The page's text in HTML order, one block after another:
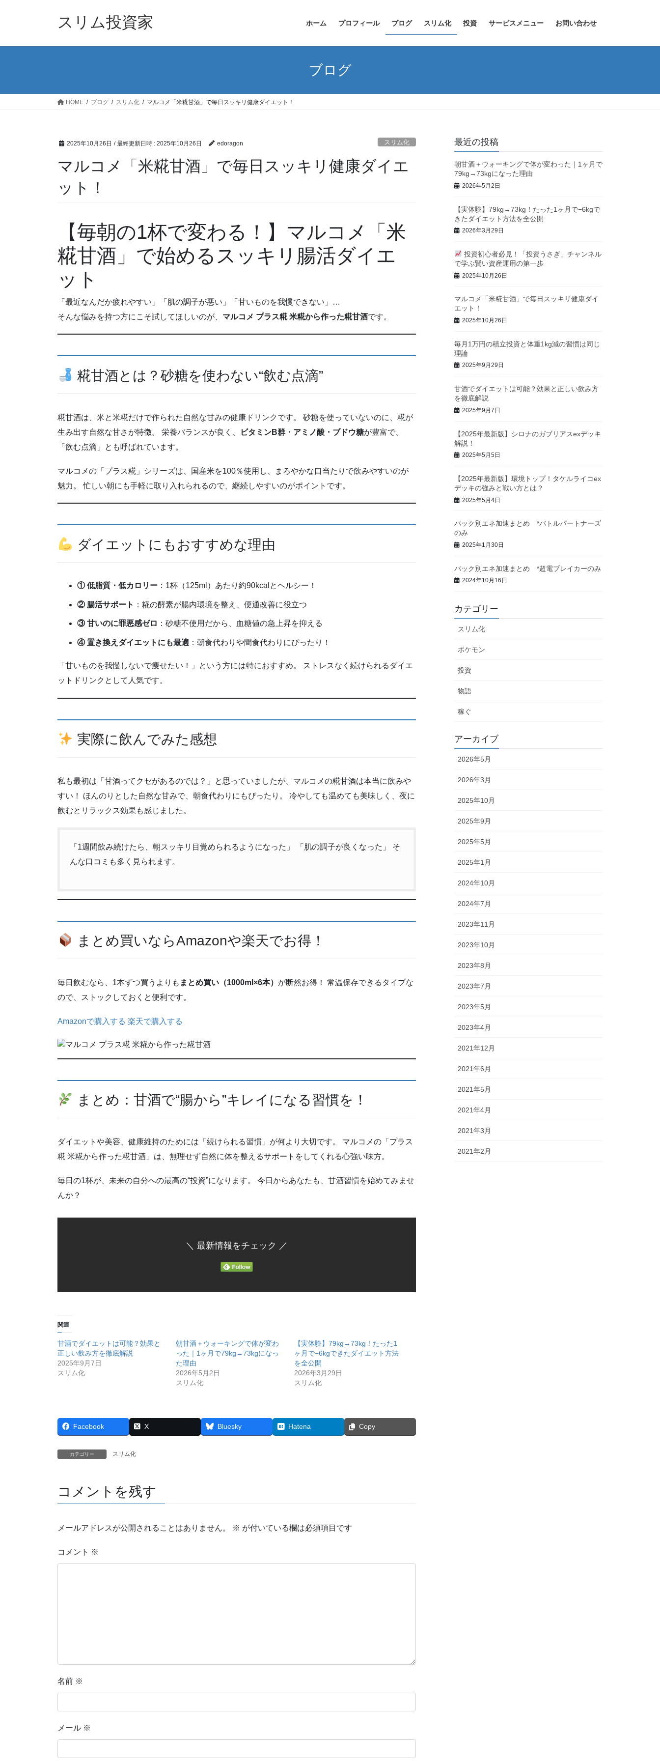
スリム投資家 ホーム プロフィール ブログ スリム化 投資 サービスメニュー お問い合わせ
ブログ
HOME ブログ スリム化 マルコメ「米糀甘酒」で毎日スッキリ健康ダイエット！
2025年10月26日 / 最終更新日時 : 2025年10月26日 edoragon スリム化
マルコメ「米糀甘酒」で毎日スッキリ健康ダイエ
ット！
【毎朝の1杯で変わる！】マルコメ「米
糀甘酒」で始めるスッキリ腸活ダイエ
ット
「最近なんだか疲れやすい」「肌の調子が悪い」「甘いものを我慢できない」…
そんな悩みを持つ方にこそ試してほしいのが、 マルコメ プラス糀 米糀から作った糀甘酒です。
糀甘酒とは？砂糖を使わない“飲む点滴”
糀甘酒は、米と米糀だけで作られた自然な甘みの健康ドリンクです。 砂糖を使っていないのに、糀が
生み出す自然な甘さが特徴。 栄養バランスが良く、
ビタミンB群・アミノ酸・ブドウ糖が豊富で、
「飲む点滴」とも呼ばれています。
マルコメの「プラス糀」シリーズは、国産米を100％使用し、まろやかな口当たりで飲みやすいのが
魅力。 忙しい朝にも手軽に取り入れられるので、継続しやすいのがポイントです。
ダイエットにもおすすめな理由
① 低脂質・低カロリー ：1杯（125ml）あたり約90kcalとヘルシー！
② 腸活サポート ：糀の酵素が腸内環境を整え、便通改善に役立つ
③ 甘いのに罪悪感ゼロ ：砂糖不使用だから、血糖値の急上昇を抑える
④ 置き換えダイエットにも最適 ：朝食代わりや間食代わりにぴったり！
「甘いものを我慢しないで痩せたい！」という方には特におすすめ。 ストレスなく続けられるダイエ
ットドリンクとして人気です。
実際に飲んでみた感想
私も最初は「甘酒ってクセがあるのでは？」と思っていましたが、マルコメの糀甘酒は本当に飲みや
すい！ ほんのりとした自然な甘みで、朝食代わりにもぴったり。 冷やしても温めても美味しく、夜に
飲むとリラックス効果も感じました。
「1週間飲み続けたら、朝スッキリ目覚められるようになった」 「肌の調子が良くなった」 そ
んな口コミも多く見られます。
まとめ買いならAmazonや楽天でお得！
毎日飲むなら、1本ずつ買うよりも まとめ買い（1000ml×6本） が断然お得！ 常温保存できるタイプな
ので、ストックしておくと便利です。
Amazonで購入する 楽天で購入する
まとめ：甘酒で“腸から”キレイになる習慣を！
ダイエットや美容、健康維持のためには「続けられる習慣」が何より大切です。 マルコメの「プラス
糀 米糀から作った糀甘酒」は、無理せず自然に体を整えるサポートをしてくれる心強い味方。
毎日の1杯が、未来の自分への最高の“投資”になります。 今日からあなたも、甘酒習慣を始めてみませ
んか？
＼ 最新情報をチェック ／
関連
甘酒でダイエットは可能？効果と
正しい飲み方を徹底解説
2025年9月7日
スリム化
朝甘酒＋ウォーキングで体が変わ
った｜1ヶ月で79kg→73kgになっ
た理由
2026年5月2日
スリム化
【実体験】79kg→73kg！たった1
ヶ月で−6kgできたダイエット方法
を全公開
2026年3月29日
スリム化
Facebook X Bluesky Hatena Copy
カテゴリー スリム化
コメントを残す
メールアドレスが公開されることはありません。 ※ が付いている欄は必須項目です
コメント ※
名前 ※
メール ※
最近の投稿
朝甘酒＋ウォーキングで体が変わった｜1ヶ月で
79kg→73kgになった理由
2026年5月2日
【実体験】79kg→73kg！たった1ヶ月で−6kgで
きたダイエット方法を全公開
2026年3月29日
投資初心者必見！「投資うさぎ」チャンネル
で学ぶ賢い資産運用の第一歩
2025年10月26日
マルコメ「米糀甘酒」で毎日スッキリ健康ダイ
エット！
2025年10月26日
毎月1万円の積立投資と体重1kg減の習慣は同じ
理論
2025年9月29日
甘酒でダイエットは可能？効果と正しい飲み方
を徹底解説
2025年9月7日
【2025年最新版】シロナのガブリアスexデッキ
解説！
2025年5月5日
【2025年最新版】環境トップ！タケルライコex
デッキの強みと戦い方とは？
2025年5月4日
パック別エネ加速まとめ *バトルパートナーズ
のみ
2025年1月30日
パック別エネ加速まとめ *超電ブレイカーのみ
2024年10月16日
カテゴリー
スリム化
ポケモン
投資
物語
稼ぐ
アーカイブ
2026年5月
2026年3月
2025年10月
2025年9月
2025年5月
2025年1月
2024年10月
2024年7月
2023年11月
2023年10月
2023年8月
2023年7月
2023年5月
2023年4月
2021年12月
2021年6月
2021年5月
2021年4月
2021年3月
2021年2月